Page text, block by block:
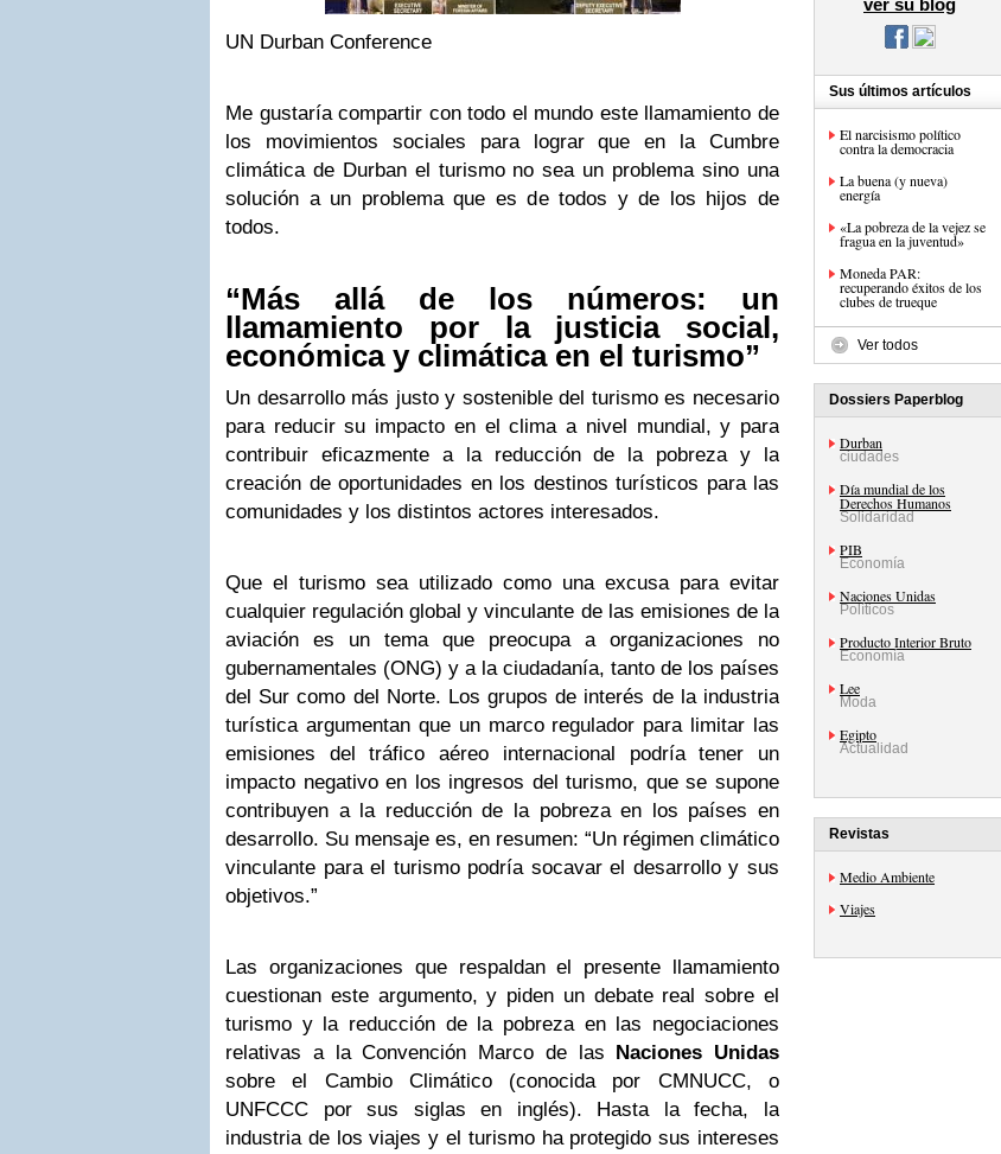
UN Durban Conference
Me gustaría compartir con todo el mundo este llamamiento de
los movimientos sociales para lograr que en la Cumbre
climática de Durban el turismo no sea un problema sino una
solución a un problema que es de todos y de los hijos de
todos.
“Más allá de los números: un
llamamiento por la justicia social,
económica y climática en el turismo”
Un desarrollo más justo y sostenible del turismo es necesario
para reducir su impacto en el clima a nivel mundial, y para
contribuir eficazmente a la reducción de la pobreza y la
creación de oportunidades en los destinos turísticos para las
comunidades y los distintos actores ​​interesados.
Que el turismo sea utilizado como una excusa para evitar
cualquier regulación global y vinculante de las emisiones de la
aviación es un tema que preocupa a organizaciones no
gubernamentales (ONG) y a la ciudadanía, tanto de los países
del Sur como del Norte. Los grupos de interés de la industria
turística argumentan que un marco regulador para limitar las
emisiones del tráfico aéreo internacional podría tener un
impacto negativo en los ingresos del turismo, que se supone
contribuyen a la reducción de la pobreza en los países en
desarrollo. Su mensaje es, en resumen: “Un régimen climático
vinculante para el turismo podría socavar el desarrollo y sus
objetivos.”
Las organizaciones que respaldan el presente llamamiento
cuestionan este argumento, y piden un debate real sobre el
turismo y la reducción de la pobreza en las negociaciones
relativas a la Convención Marco de las Naciones Unidas
sobre el Cambio Climático (conocida por CMNUCC, o
UNFCCC por sus siglas en inglés). Hasta la fecha, la
industria de los viajes y el turismo ha protegido sus intereses
ver su blog
Sus últimos artículos
El narcisismo político
contra la democracia
La buena (y nueva)
energía
«La pobreza de la vejez se
fragua en la juventud»
Moneda PAR:
recuperando éxitos de los
clubes de trueque
Ver todos
Dossiers Paperblog
Durban
ciudades
Día mundial de los
Derechos Humanos
Solidaridad
PIB
Economía
Naciones Unidas
Políticos
Producto Interior Bruto
Economía
Lee
Moda
Egipto
Actualidad
Revistas
Medio Ambiente
Viajes